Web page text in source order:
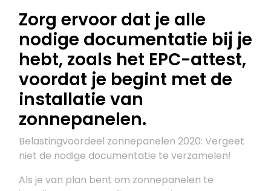
Zorg ervoor dat je alle
nodige documentatie bij je
hebt, zoals het EPC-attest,
voordat je begint met de
installatie van
zonnepanelen.
Belastingvoordeel zonnepanelen 2020: Vergeet
niet de nodige documentatie te verzamelen!
Als je van plan bent om zonnepanelen te